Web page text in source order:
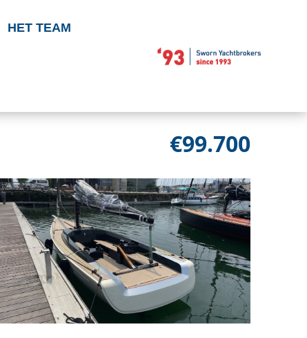
HET TEAM
€99.700